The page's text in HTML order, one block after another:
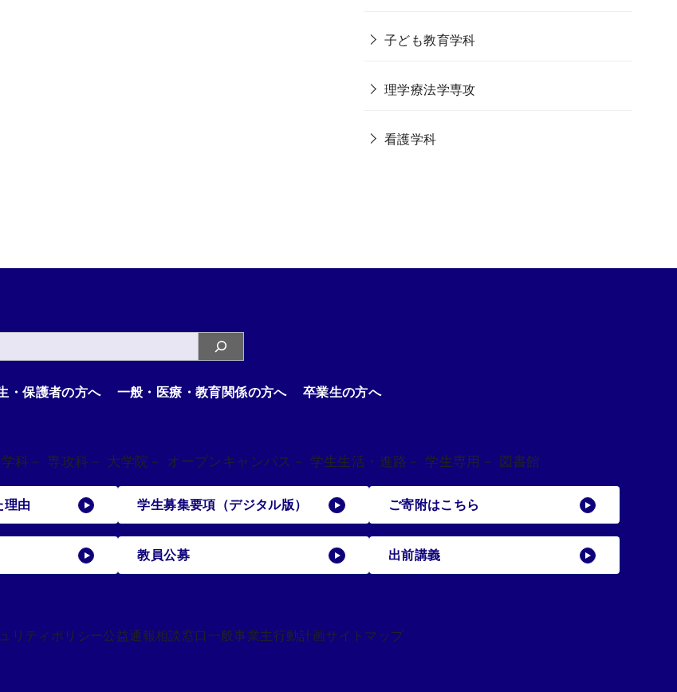
子ども教育学科
理学療法学専攻
看護学科
・保護者の方へ 一般・医療・教育関係の方へ 卒業生の方へ
科 － 専攻科 － 大学院 － オープンキャンパス － 学生生活・進路 － 学生専用 － 図書館
理由 学生募集要項（デジタル版） ご寄附はこちら
教員公募 出前講義
リティポリシー公益通報相談窓口 一般事業主行動計画サイトマップ